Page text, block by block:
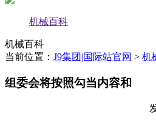
机械百科
机械百科
当前位置： J9集团|国际站官网 > 机
组委会将按照勾当内容和